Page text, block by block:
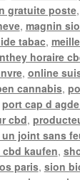
gratuite poste,
, magnin
tabac,
horaire
, online
cannabis,
port cap d
cbd,
un joint sans
kaufen,
paris, sion